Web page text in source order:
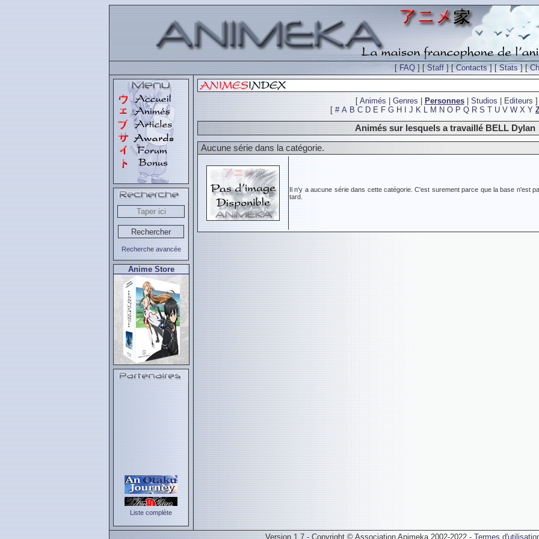
[FAQ ] [Staff ] [Contacts] [Stats] [
Recherche avancée
Anime Store
Liste complète
[ Animés Genres Personnes| Studios Editeurs ]
[ # A B C D E F G H J K L M N O P Q R S T U V W X Y
Animés sur lesquels a travaillé BELL Dylan
Aucune série dans la catégorie.
Il n'y a aucune série dans cette catégorie. C'est surement parce que la base n'est
tard.
Version 1.7 - Copyright © Association Animeka 2002-2022 - Termes